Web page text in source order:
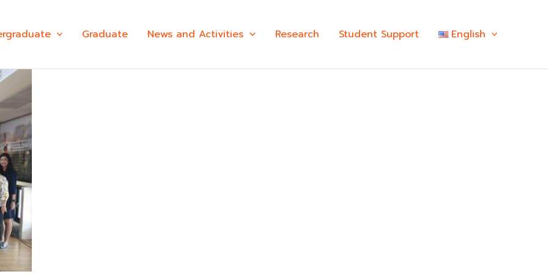
Graduate News and Activities Research Student Support English